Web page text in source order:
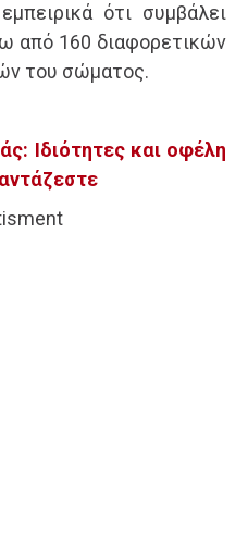
ότι συμβάλει
από 160 διαφορετικών
του σώματος.
Ιδιότητες και οφέλη